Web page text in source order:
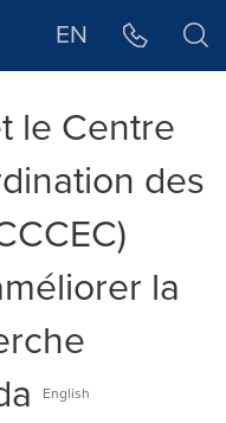
EN
le Centre
des
la
English